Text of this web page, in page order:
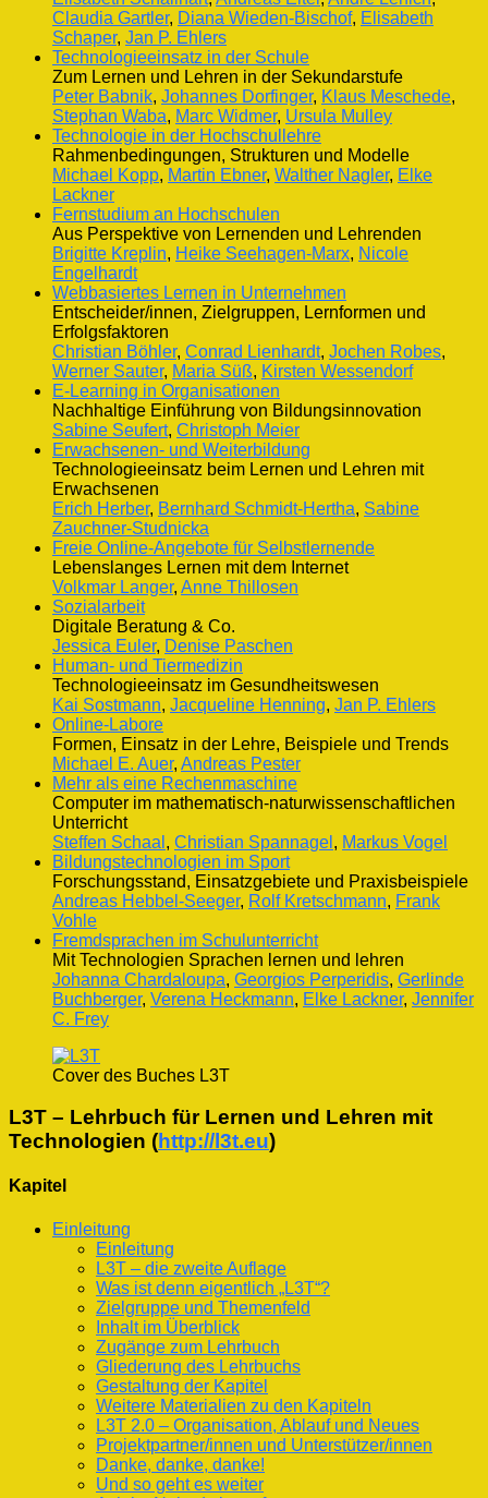
Claudia Gartler, Diana Wieden-Bischof, Elisabeth
Schaper, Jan P. Ehlers
Technologieeinsatz in der Schule
Zum Lernen und Lehren in der Sekundarstufe
Peter Babnik, Johannes Dorfinger, Klaus Meschede,
Stephan Waba, Marc Widmer, Ursula Mulley
Technologie in der Hochschullehre
Rahmenbedingungen, Strukturen und Modelle
Michael Kopp, Martin Ebner, Walther Nagler, Elke
Lackner
Fernstudium an Hochschulen
Aus Perspektive von Lernenden und Lehrenden
Brigitte Kreplin, Heike Seehagen-Marx, Nicole
Engelhardt
Webbasiertes Lernen in Unternehmen
Entscheider/innen, Zielgruppen, Lernformen und
Erfolgsfaktoren
Christian Böhler, Conrad Lienhardt, Jochen Robes,
Werner Sauter, Maria Süß, Kirsten Wessendorf
E-Learning in Organisationen
Nachhaltige Einführung von Bildungsinnovation
Sabine Seufert, Christoph Meier
Erwachsenen- und Weiterbildung
Technologieeinsatz beim Lernen und Lehren mit
Erwachsenen
Erich Herber, Bernhard Schmidt-Hertha, Sabine
Zauchner-Studnicka
Freie Online-Angebote für Selbstlernende
Lebenslanges Lernen mit dem Internet
Volkmar Langer, Anne Thillosen
Sozialarbeit
Digitale Beratung & Co.
Jessica Euler, Denise Paschen
Human- und Tiermedizin
Technologieeinsatz im Gesundheitswesen
Kai Sostmann, Jacqueline Henning, Jan P. Ehlers
Online-Labore
Formen, Einsatz in der Lehre, Beispiele und Trends
Michael E. Auer, Andreas Pester
Mehr als eine Rechenmaschine
Computer im mathematisch-naturwissenschaftlichen
Unterricht
Steffen Schaal , Christian Spannagel , Markus Vogel
Bildungstechnologien im Sport
Forschungsstand, Einsatzgebiete und Praxisbeispiele
Andreas Hebbel-Seeger, Rolf Kretschmann, Frank
Vohle
Fremdsprachen im Schulunterricht
Mit Technologien Sprachen lernen und lehren
Johanna Chardaloupa, Georgios Perperidis, Gerlinde
Buchberger, Verena Heckmann, Elke Lackner, Jennifer
C. Frey
Cover des Buches L3T
L3T – Lehrbuch für Lernen und Lehren mit
Technologien (http://l3t.eu)
Kapitel
Einleitung
Einleitung
L3T – die zweite Auflage
Was ist denn eigentlich „L3T“?
Zielgruppe und Themenfeld
Inhalt im Überblick
Zugänge zum Lehrbuch
Gliederung des Lehrbuchs
Gestaltung der Kapitel
Weitere Materialien zu den Kapiteln
L3T 2.0 – Organisation, Ablauf und Neues
Projektpartner/innen und Unterstützer/innen
Danke, danke, danke!
Und so geht es weiter